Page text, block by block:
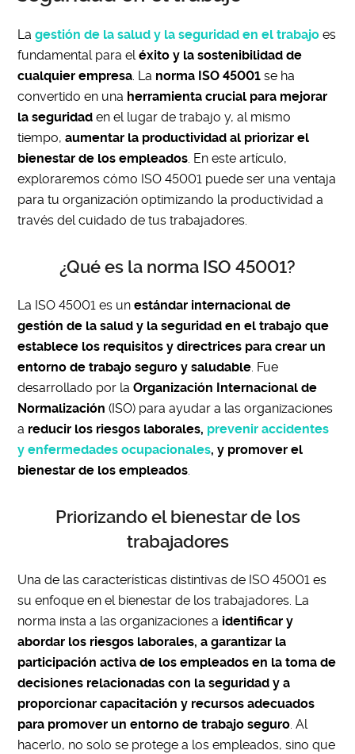
Lagestión de la salud y la seguridad en el trabajo es
fundamental para eléxito y la sostenibilidad de
cualquier empresa . La norma ISO 45001 se ha
convertido en una herramienta crucial para mejorar
la seguridad en el lugar de trabajo y, al mismo
tiempo,aumentar la productividad al priorizar el
bienestar de los empleados . En este artículo,
exploraremos cómo ISO 45001 puede ser una ventaja
para tu organización optimizando la productividad a
través del cuidado de tus trabajadores.
¿Qué es la norma ISO 45001?
La ISO 45001 es unestándar internacional de
gestión de la salud y la seguridad en el trabajo que
establece los requisitos y directrices para crear un
entorno de trabajo seguro y saludable . Fue
desarrollado por laOrganización Internacional de
Normalización (ISO) para ayudar a las organizaciones
a reducir los riesgos laborales, prevenir accidentes
y enfermedades ocupacionales, y promover el
bienestar de los empleados
Priorizando el bienestar de los
trabajadores
Una de las características distintivas de ISO 45001 es
su enfoque en el bienestar de los trabajadores. La
norma insta a las organizaciones a identificar y
abordar los riesgos laborales, a garantizar la
participación activa de los empleados en la toma de
decisiones relacionadas con la seguridad y a
proporcionar capacitación y recursos adecuados
para promover un entorno de trabajo seguro . Al
hacerlo, no solo se protege a los empleados, sino que